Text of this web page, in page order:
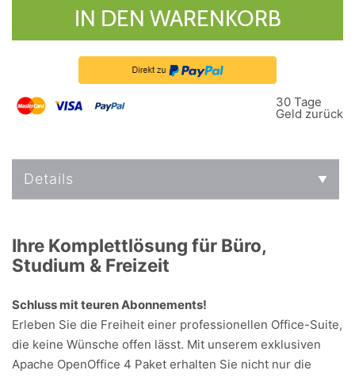
IN DEN WARENKORB
30 Tage
Geld zurück
Details
Ihre Komplettlösung für Büro,
Studium & Freizeit
Schluss mit teuren Abonnements!
Erleben Sie die Freiheit einer professionellen Office-Suite,
die keine Wünsche offen lässt. Mit unserem exklusiven
Apache OpenOffice 4 Paket erhalten Sie nicht nur die